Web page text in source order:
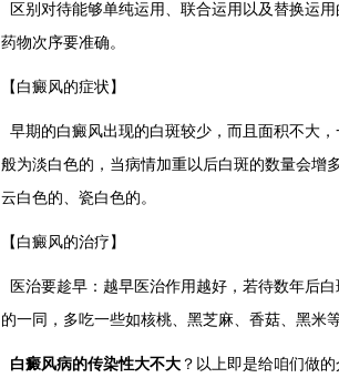
区别对待能够单纯运用、联合运用以及替换运
药物次序要准确。
【白癜风的症状】
早期的白癜风出现的白斑较少，而且面积不大
般为淡白色的，当病情加重以后白斑的数量会增
云白色的、瓷白色的。
【白癜风的治疗】
医治要趁早：越早医治作用越好，若待数年后
的一同，多吃一些如核桃、黑芝麻、香菇、黑米
白癜风病的传染性大不大 ？以上即是给咱们做